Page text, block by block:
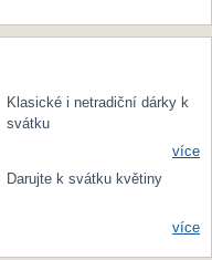
Klasické i netradiční dárky k
svátku
více
Darujte k svátku květiny
více